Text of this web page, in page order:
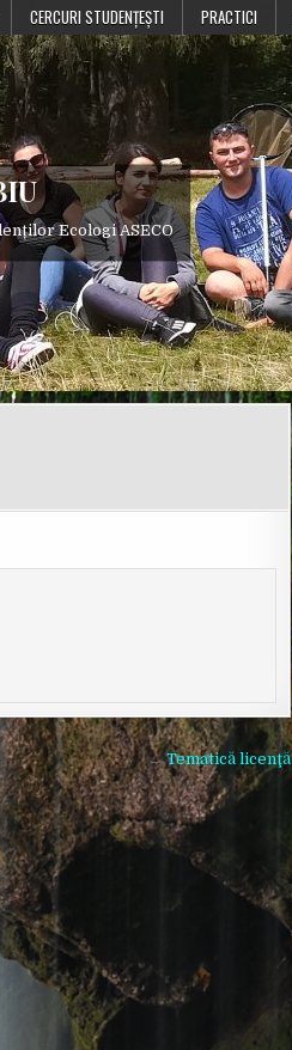
CERCURI STUDENȚEȘTI PRACTICI
Ecologi ASECO
←Tematică licenţă